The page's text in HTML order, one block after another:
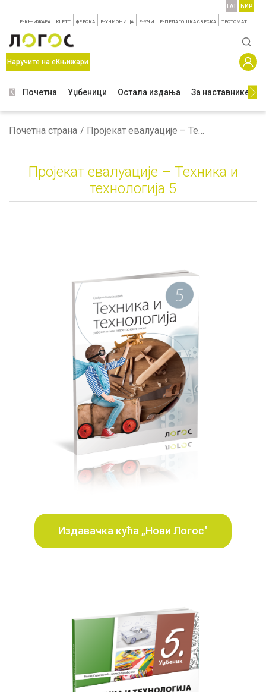
E-КЊИЖАРА KLETT ФРЕСКА E-УЧИОНИЦА E-УЧИ Е-ПЕДАГОШКА СВЕСКА TЕСТОМАТ
LAT ЋИР
Наручите на еКњижари
Почетна Уџбеници Остала издања За наставнике
Почетна страна Пројекат евалуације – Техника и технологија 5
Пројекат евалуације – Техника и
технологија 5
Издавачка кућа „Нови Логос"